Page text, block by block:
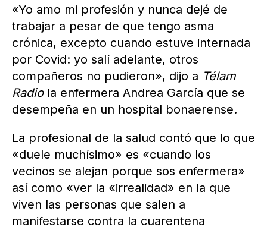
«Yo amo mi profesión y nunca dejé de
trabajar a pesar de que tengo asma
crónica, excepto cuando estuve internada
por Covid: yo salí adelante, otros
compañeros no pudieron», dijo a Télam
Radiola enfermera Andrea García que se
desempeña en un hospital bonaerense.
La profesional de la salud contó que lo que
«duele muchísimo» es «cuando los
vecinos se alejan porque sos enfermera»
así como «ver la «irrealidad» en la que
viven las personas que salen a
manifestarse contra la cuarentena